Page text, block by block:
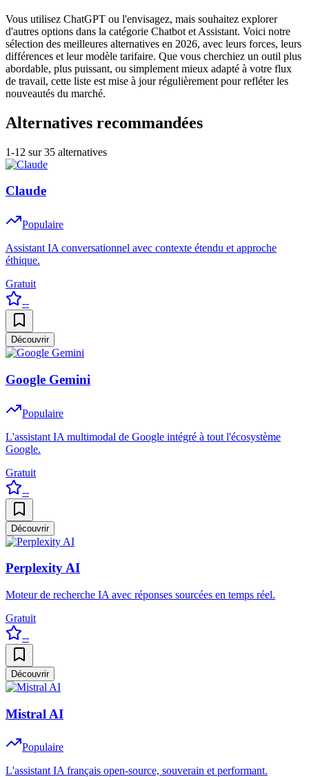
Vous utilisez ChatGPT ou l'envisagez, mais souhaitez explorer
d'autres options dans la catégorie Chatbot et Assistant. Voici notre
sélection des meilleures alternatives en 2026, avec leurs forces, leurs
différences et leur modèle tarifaire. Que vous cherchiez un outil plus
abordable, plus puissant, ou simplement mieux adapté à votre flux
de travail, cette liste est mise à jour régulièrement pour refléter les
nouveautés du marché.
Alternatives recommandées
1-12 sur 35 alternatives
Claude
Populaire
Assistant IA conversationnel avec contexte étendu et approche
éthique.
Gratuit
--
Découvrir
Google Gemini
Populaire
L'assistant IA multimodal de Google intégré à tout l'écosystème
Google.
Gratuit
--
Découvrir
Perplexity AI
Moteur de recherche IA avec réponses sourcées en temps réel.
Gratuit
--
Découvrir
Mistral AI
Populaire
L'assistant IA français open-source, souverain et performant.